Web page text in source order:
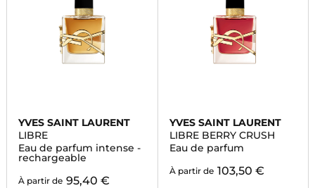
YVES SAINT LAURENT
LIBRE
Eau de parfum intense -
rechargeable
À partir de 95,40 €
YVES SAINT LAURENT
LIBRE BERRY CRUSH
Eau de parfum
À partir de 103,50 €